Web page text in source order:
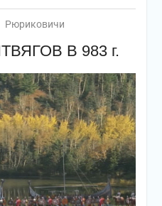
Рюриковичи
В 983 г.